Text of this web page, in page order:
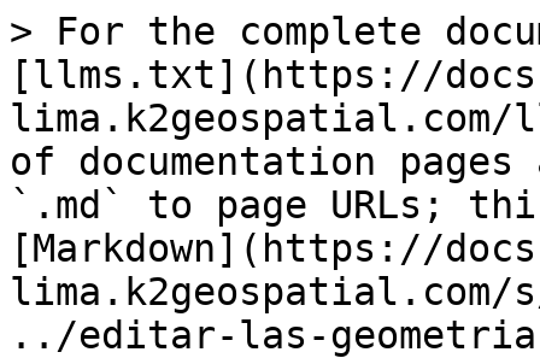
> For the complete
[llms.txt](https://
of documentation
`.md` to page URLs;
[Markdown](https://
../editar-las-